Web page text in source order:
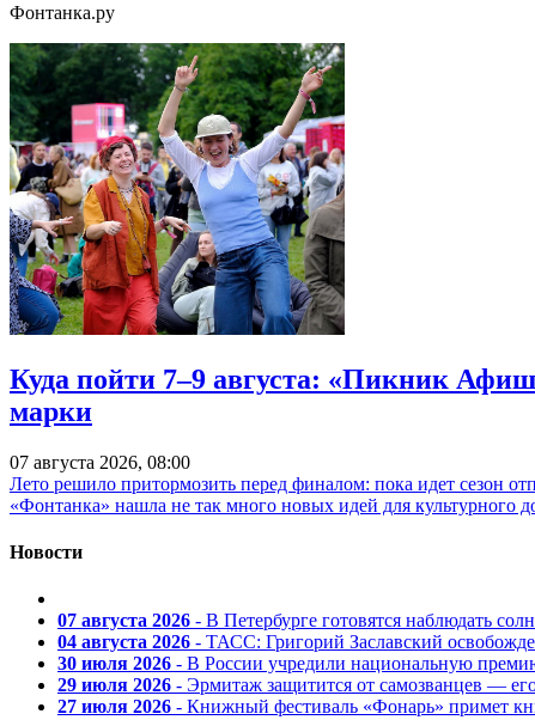
Фонтанка.ру
Куда пойти 7–9 августа: «Пикник
марки
07 августа 2026, 08:00
Лето решило притормозить перед финалом: пока идет сезон
«Фонтанка» нашла не так много новых идей для культурного
Новости
07 августа 2026 - В Петербурге готовятся наблюдать
04 августа 2026 - ТАСС: Григорий Заславский
30 июля 2026 - В России учредили национальную
29 июля 2026 - Эрмитаж защитится от самозванцев —
27 июля 2026 - Книжный фестиваль «Фонарь» примет